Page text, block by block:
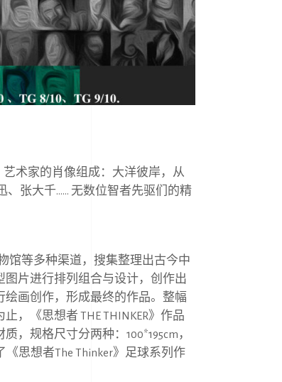
术家的肖像组成：⼤洋彼岸，从
、张⼤千…… ⽆数位智者先驱们的精
馆等多种渠道，搜集整理出古今中
图⽚进⾏排列组合与设计，创作出
画创作，形成最终的作品。整幅
⽌，《思想者 THE THINKER》作品
，规格尺⼨分两种： 100*195cm ，
《思想者The Thinker》⾜球系列作